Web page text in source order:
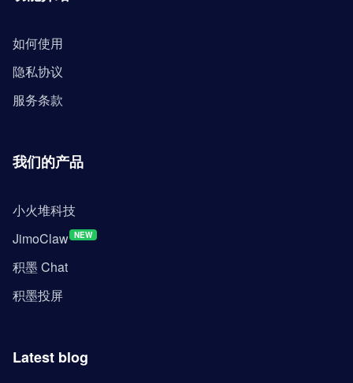
如何使用
隐私协议
服务条款
我们的产品
小火堆科技
JimoClaw NEW
积墨 Chat
积墨投屏
Latest blog